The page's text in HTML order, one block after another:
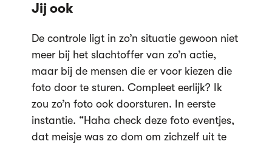
Jij ook
De controle ligt in zo’n situatie gewoon niet
meer bij het slachtoffer van zo’n actie,
maar bij de mensen die er voor kiezen die
foto door te sturen. Compleet eerlijk? Ik
zou zo’n foto ook doorsturen. In eerste
instantie. “Haha check deze foto eventjes,
dat meisje was zo dom om zichzelf uit te